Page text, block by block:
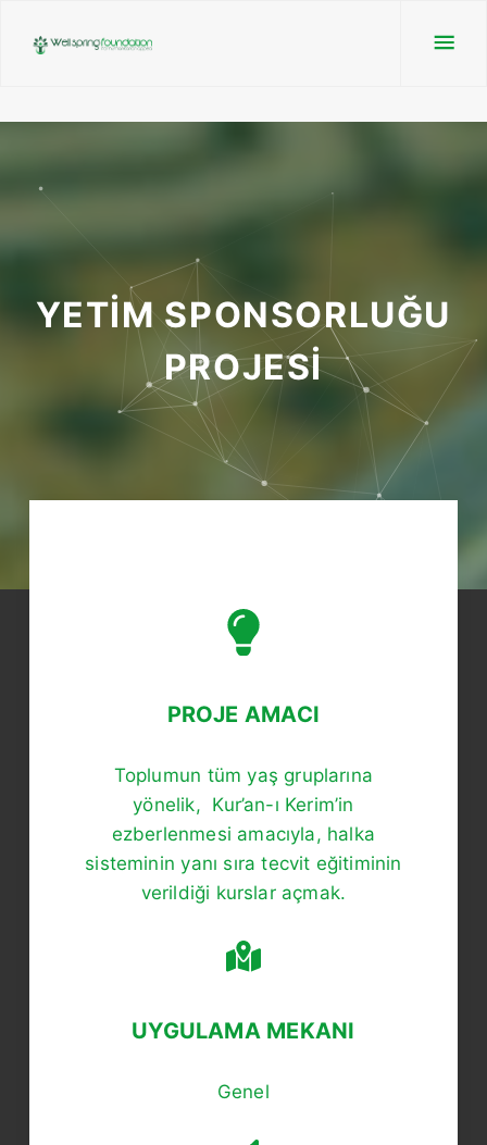
YETİM SPONSORLUĞU
PROJESİ
PROJE AMACI
Toplumun tüm yaş gruplarına
yönelik, Kur’an-ı Kerim’in
ezberlenmesi amacıyla, halka
sisteminin yanı sıra tecvit eğitiminin
verildiği kurslar açmak.
UYGULAMA MEKANI
Genel